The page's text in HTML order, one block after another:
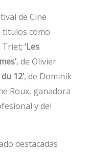
de Cine
títulos como
Triet; ‘Les
, de Olivier
12’, de Dominik
Roux, ganadora
y del
destacadas